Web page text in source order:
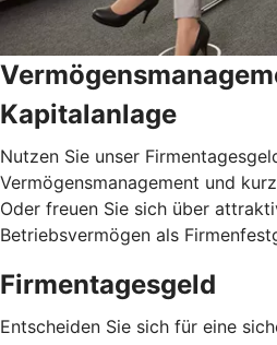
Kapitalanlage
Nutzen Sie unser
Vermögensmanagement und
Oder freuen Sie sich über
Betriebsvermögen als
Firmentagesgeld
Entscheiden Sie sich für eine